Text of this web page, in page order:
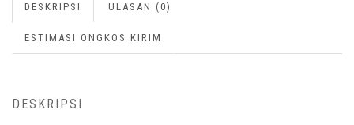
DESKRIPSI ULASAN (0)
ESTIMASI ONGKOS KIRIM
DESKRIPSI